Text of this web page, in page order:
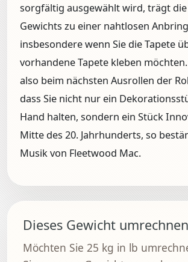
sorgfältig ausgewählt wird, trägt die
Gewichts zu einer nahtlosen
insbesondere wenn Sie die Tapete
vorhandene Tapete kleben
also beim nächsten Ausrollen der
dass Sie nicht nur ein
Hand halten, sondern ein Stück
Mitte des 20. Jahrhunderts, so
Musik von Fleetwood Mac.
Dieses Gewicht umrechnen
Möchten Sie 25 kg in lb